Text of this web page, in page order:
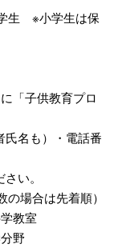
生 ※小学生は保
「子供教育プロ
も）・電話番
。
場合は先着順）
教室
野